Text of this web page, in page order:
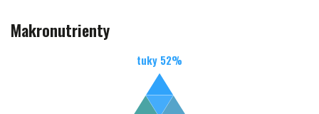
Makronutrienty
tuky 52%